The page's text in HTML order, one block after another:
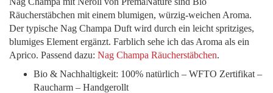
Räucherstäbchen mit einem blumigen, würzig-weichen Aroma.
Der typische Nag Champa Duft wird durch ein leicht spritziges,
blumiges Element ergänzt. Farblich sehe ich das Aroma als ein
Aprico. Passend dazu: Nag Champa Räucherstäbchen.
Bio & Nachhaltigkeit: 100% natürlich – WFTO Zertifikat –
Raucharm – Handgerollt